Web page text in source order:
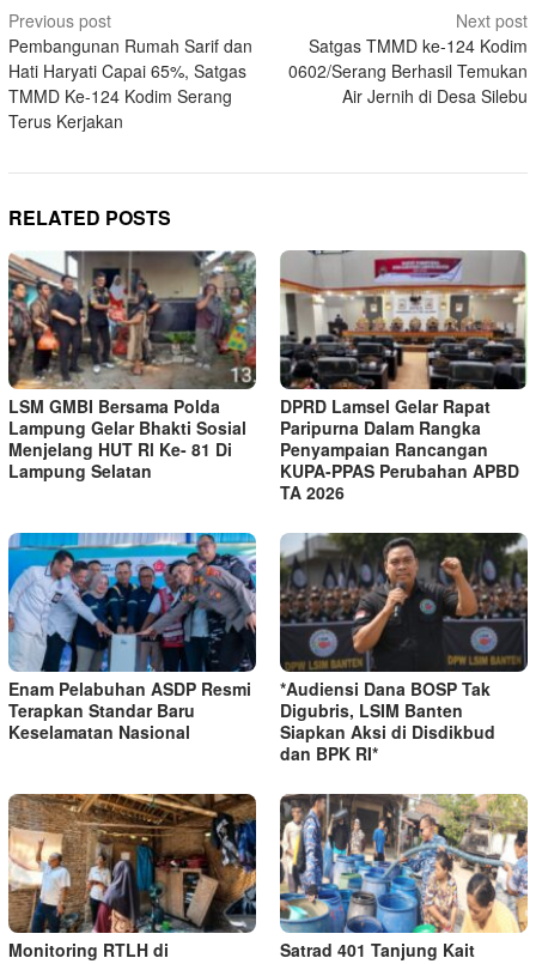
Post
navigation
Previous post
Pembangunan Rumah Sarif dan
Hati Haryati Capai 65%, Satgas
TMMD Ke-124 Kodim Serang
Terus Kerjakan
Next post
Satgas TMMD ke-124 Kodim
0602/Serang Berhasil Temukan
Air Jernih di Desa Silebu
RELATED POSTS
LSM GMBI Bersama Polda
Lampung Gelar Bhakti Sosial
Menjelang HUT Rl Ke- 81 Di
Lampung Selatan
DPRD Lamsel Gelar Rapat
Paripurna Dalam Rangka
Penyampaian Rancangan
KUPA-PPAS Perubahan APBD
TA 2026
Enam Pelabuhan ASDP Resmi
Terapkan Standar Baru
Keselamatan Nasional
*Audiensi Dana BOSP Tak
Digubris, LSIM Banten
Siapkan Aksi di Disdikbud
dan BPK RI*
Monitoring RTLH di
Satrad 401 Tanjung Kait